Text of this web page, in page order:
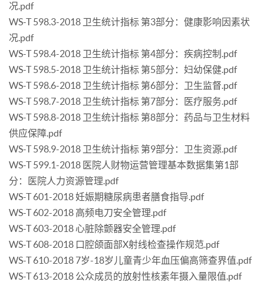
况.pdf
WS-T 598.3-2018 卫生统计指标 第3部分：健康影响因素状
况.pdf
WS-T 598.4-2018 卫生统计指标 第4部分：疾病控制.pdf
WS-T 598.5-2018 卫生统计指标 第5部分：妇幼保健.pdf
WS-T 598.6-2018 卫生统计指标 第6部分：卫生监督.pdf
WS-T 598.7-2018 卫生统计指标 第7部分：医疗服务.pdf
WS-T 598.8-2018 卫生统计指标 第8部分：药品与卫生材料
供应保障.pdf
WS-T 598.9-2018 卫生统计指标 第9部分：卫生资源.pdf
WS-T 599.1-2018 医院人财物运营管理基本数据集第1部
分：医院人力资源管理.pdf
WS-T 601-2018 妊娠期糖尿病患者膳食指导.pdf
WS-T 602-2018 高频电刀安全管理.pdf
WS-T 603-2018 心脏除颤器安全管理.pdf
WS-T 608-2018 口腔颌面部X射线检查操作规范.pdf
WS-T 610-2018 7岁-18岁儿童青少年血压偏高筛查界值.pdf
WS-T 613-2018 公众成员的放射性核素年摄入量限值.pdf